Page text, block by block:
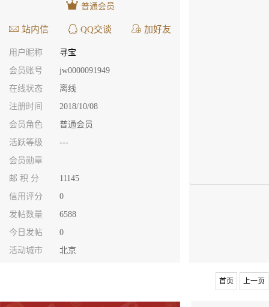
普通会员
站内信 QQ交谈 加好友
用户昵称
寻宝
会员账号
jw0000091949
在线状态
离线
注册时间
2018/10/08
会员角色
普通会员
活跃等级
---
会员勋章
邮 积 分
11145
信用评分
0
发帖数量
6588
今日发帖
0
活动城市
北京
首页 上一页